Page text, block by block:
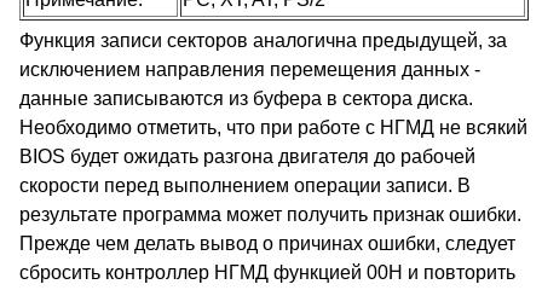
Функция записи секторов аналогична предыдущей, за
исключением направления перемещения данных -
данные записываются из буфера в сектора диска.
Необходимо отметить, что при работе с НГМД не всякий
BIOS будет ожидать разгона двигателя до рабочей
скорости перед выполнением операции записи. В
результате программа может получить признак ошибки.
Прежде чем делать вывод о причинах ошибки, следует
сбросить контроллер НГМД функцией 00H и повторить